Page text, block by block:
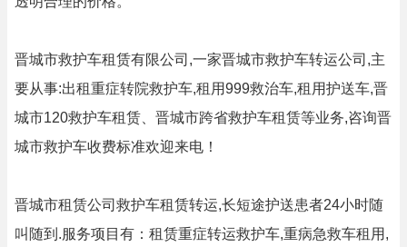
晋城市救护车租赁有限公司,一家晋城市救护车转运公司,主
要从事:出租重症转院救护车,租用999救治车,租用护送车,晋
城市120救护车租赁、晋城市跨省救护车租赁等业务,咨询晋
城市救护车收费标准欢迎来电！
晋城市租赁公司救护车租赁转运,长短途护送患者24小时随
叫随到.服务项目有：租赁重症转运救护车,重病急救车租用,